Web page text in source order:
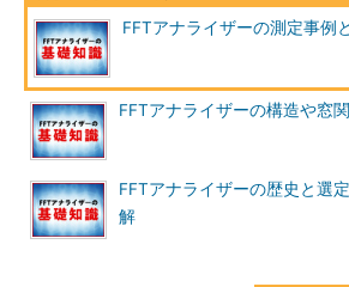
FFTアナライザーの測定事例
FFTアナライザーの構造や窓
FFTアナライザーの歴史と選
解